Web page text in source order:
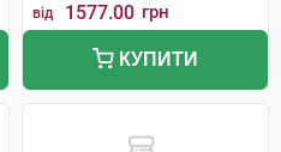
від 1577.00 грн
КУПИТИ